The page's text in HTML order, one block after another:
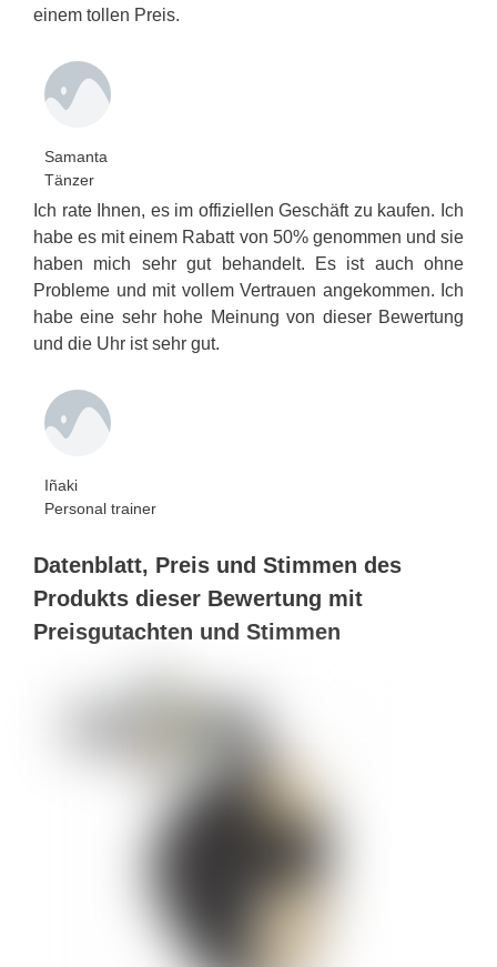
einem tollen Preis.
Samanta
Tänzer
Ich rate Ihnen, es im offiziellen Geschäft zu kaufen. Ich
habe es mit einem Rabatt von 50% genommen und sie
haben mich sehr gut behandelt. Es ist auch ohne
Probleme und mit vollem Vertrauen angekommen. Ich
habe eine sehr hohe Meinung von dieser Bewertung
und die Uhr ist sehr gut.
Iñaki
Personal trainer
Datenblatt, Preis und Stimmen des
Produkts dieser Bewertung mit
Preisgutachten und Stimmen